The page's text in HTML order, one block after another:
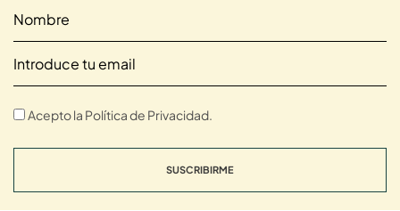
Acepto la Política de Privacidad.
SUSCRIBIRME